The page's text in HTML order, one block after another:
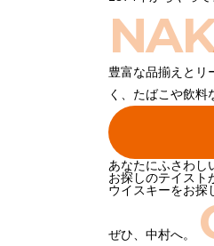
豊富な品揃えとリ
く、たばこや飲料
あなたにふさわし
お探しのテイスト
ウイスキーをお探
ぜひ、中村へ。